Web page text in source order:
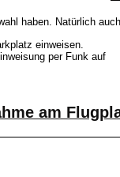
haben. Natürlich
einweisen.
per Funk auf
am